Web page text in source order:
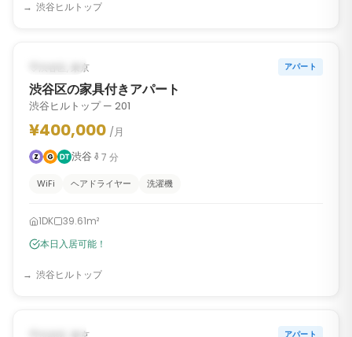
渋谷ヒルトップ
入居可能
渋谷区, 東京 アパート
渋谷区の家具付きアパート
渋谷ヒルトップ — 201
¥400,000 /月
渋谷
7 分
WiFi ヘアドライヤー 洗濯機
1DK
39.61m²
本日入居可能！
渋谷ヒルトップ
入居可能 アパート